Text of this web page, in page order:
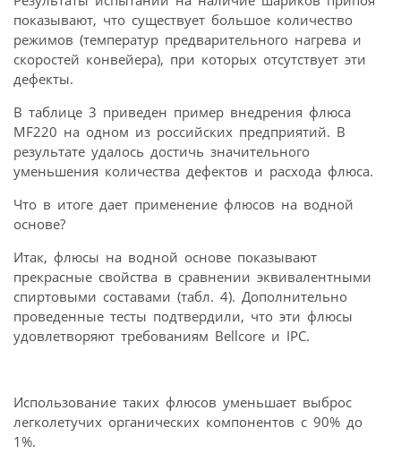
показывают, что существует большое количество
режимов (температур предварительного нагрева и
скоростей конвейера), при которых отсутствует эти
дефекты.
В таблице 3 приведен пример внедрения флюса
MF220 на одном из российских предприятий. В
результате удалось достичь значительного
уменьшения количества дефектов и расхода флюса.
Что в итоге дает применение флюсов на водной
основе?
Итак, флюсы на водной основе показывают
прекрасные свойства в сравнении эквивалентными
спиртовыми составами (табл. 4). Дополнительно
проведенные тесты подтвердили, что эти флюсы
удовлетворяют требованиям Bellcore и IPC.
Использование таких флюсов уменьшает выброс
легколетучих органических компонентов с 90% до
1%.